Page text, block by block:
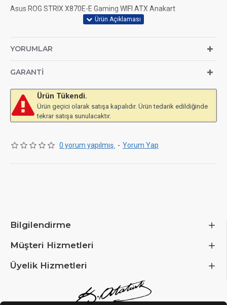
Ürün Tükendi.
Ürün geçici olarak satışa kapalıdır. Ürün tedarik edildiğinde
tekrar satışa sunulacaktır.
Asus ROG STRIX X870E-E Gaming WIFI ATX Anakart
YORUMLAR
GARANTI
0 yorum yapılmış. - Yorum Yap
Bilgilendirme
Müşteri Hizmetleri
Üyelik Hizmetleri